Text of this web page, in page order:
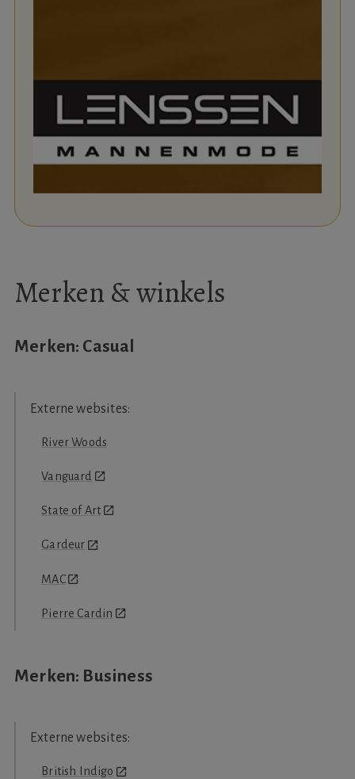
Merken & winkels
Merken: Casual
River Woods
Vanguard
State of Art
Gardeur
MAC
Pierre Cardin
Merken: Business
British Indigo